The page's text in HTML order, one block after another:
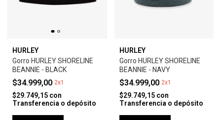
HURLEY
Gorro HURLEY SHORELINE
BEANNIE - BLACK
$34.999,00 2x1
$29.749,15 con
Transferencia o depósito
HURLEY
Gorro HURLEY SHORELINE
BEANNIE - NAVY
$34.999,00 2x1
$29.749,15 con
Transferencia o depósito